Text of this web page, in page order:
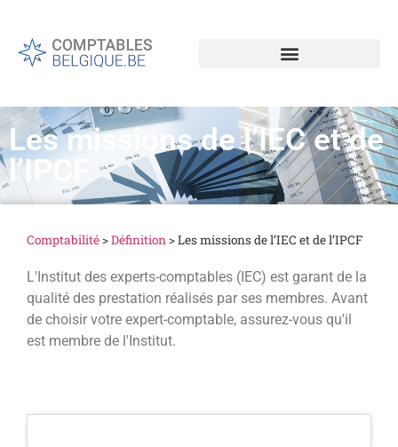
Les missions de l’IEC et de
l’IPCF
Comptabilité>Définition>Les missions de l’IEC et de l’IPCF
L'Institut des experts-comptables (IEC) est garant de la
qualité des prestation réalisés par ses membres. Avant
de choisir votre expert-comptable, assurez-vous qu'il
est membre de l'Institut.